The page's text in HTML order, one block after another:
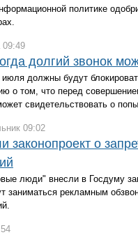
политике
09:49
долгий звонок
июля должны будут
о том, что перед
свидетельствовать о
09:02
законопроект о
люди" внесли в Госдуму
заниматься рекламным